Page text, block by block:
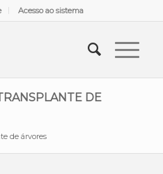
Acesso ao sistema
DE
de árvores